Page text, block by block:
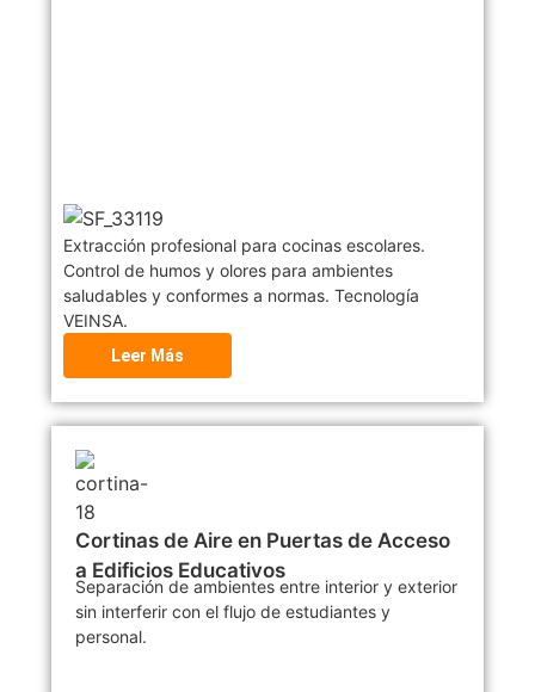
Extracción profesional para cocinas escolares.
Control de humos y olores para ambientes
saludables y conformes a normas. Tecnología
VEINSA.
Leer Más
Cortinas de Aire en Puertas de Acceso
a Edificios Educativos
Separación de ambientes entre interior y exterior
sin interferir con el flujo de estudiantes y
personal.